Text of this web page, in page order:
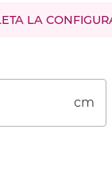
LA
cm